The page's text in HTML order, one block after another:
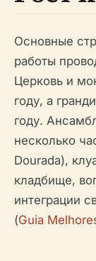
Основные
работы
Церковь и
году, а
году.
несколько
Dourada),
кладбище,
интеграции
(Guia